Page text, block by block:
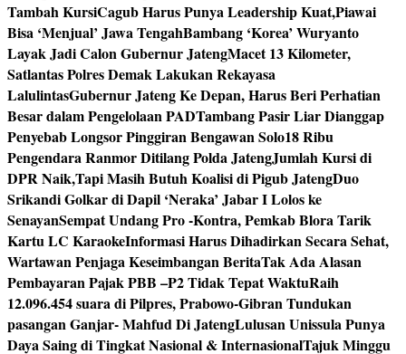
Tambah KursiCagub Harus Punya Leadership Kuat,Piawai
Bisa ‘Menjual’ Jawa TengahBambang ‘Korea’ Wuryanto
Layak Jadi Calon Gubernur JatengMacet 13 Kilometer,
Satlantas Polres Demak Lakukan Rekayasa
LalulintasGubernur Jateng Ke Depan, Harus Beri Perhatian
Besar dalam Pengelolaan PADTambang Pasir Liar Dianggap
Penyebab Longsor Pinggiran Bengawan Solo18 Ribu
Pengendara Ranmor Ditilang Polda JatengJumlah Kursi di
DPR Naik,Tapi Masih Butuh Koalisi di Pigub JatengDuo
Srikandi Golkar di Dapil ‘Neraka’ Jabar I Lolos ke
SenayanSempat Undang Pro -Kontra, Pemkab Blora Tarik
Kartu LC KaraokeInformasi Harus Dihadirkan Secara Sehat,
Wartawan Penjaga Keseimbangan BeritaTak Ada Alasan
Pembayaran Pajak PBB –P2 Tidak Tepat WaktuRaih
12.096.454 suara di Pilpres, Prabowo-Gibran Tundukan
pasangan Ganjar- Mahfud Di JatengLulusan Unissula Punya
Daya Saing di Tingkat Nasional & InternasionalTajuk Minggu